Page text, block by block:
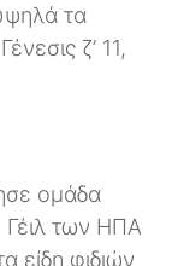
τα
ζ’ 11,
ομάδα
Γέιλ των ΗΠΑ
είδη φιδιών